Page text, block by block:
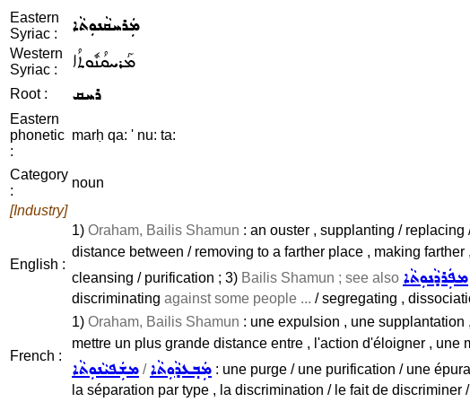
Eastern
Syriac :
ܡܲܪܚܩܵܢܘܼܬܵܐ
Western
Syriac :
ܡܰܪܚܩܳܢܽܘܬܳܐ
Root : ܪܚܩ
Eastern
phonetic
:
marḥ qa: ' nu: ta:
Category
:
noun
[Industry]
English :
1) Oraham, Bailis Shamun : an ouster , supplanting /
distance between / removing to a farther place , making
cleansing / purification ; 3) Bailis Shamun ; see also ܡܦܲܪܕܵܢܘܼܬܵܐ
discriminating against some people ... / segregating ,
French :
1) Oraham, Bailis Shamun : une expulsion , une
mettre un plus grande distance entre , l'action d'éloigner ,
ܡܫܲܦܝܵܢܘܼܬܵܐ /ܡܲܒ݂ܥܕܵܘܼܬܵܐ : une purge / une purification / une
la séparation par type , la discrimination / le fait de